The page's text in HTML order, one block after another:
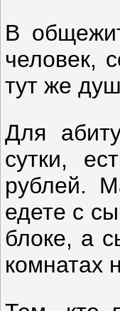
В
человек,
тут же
Для
сутки,
рублей.
едете с
блоке, а
комнатах